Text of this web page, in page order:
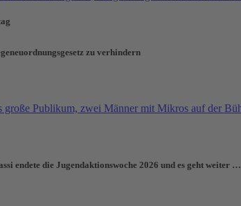
zu verhindern
endete die Jugendaktionswoche 2026 und es geht weiter …